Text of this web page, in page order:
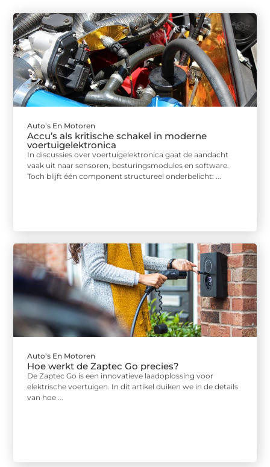
Auto's En Motoren
Accu’s als kritische schakel in moderne
voertuigelektronica
In discussies over voertuigelektronica gaat de aandacht
vaak uit naar sensoren, besturingsmodules en software.
Toch blijft één component structureel onderbelicht: ...
Auto's En Motoren
Hoe werkt de Zaptec Go precies?
De Zaptec Go is een innovatieve laadoplossing voor
elektrische voertuigen. In dit artikel duiken we in de details
van hoe ...